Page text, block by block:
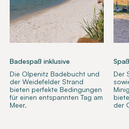
Badespaß inklusive
Die Olpenitz Badebucht und
der Weidefelder Strand
bieten perfekte Bedingungen
für einen entspannten Tag am
Meer.
Der
der